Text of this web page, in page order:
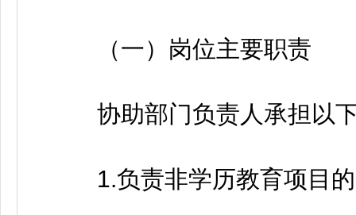
（一）岗位主要职责
协助部门负责人承担以
1.负责非学历教育项目的